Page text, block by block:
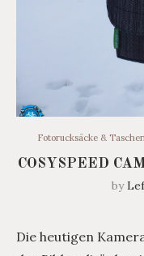
Fotorucksäcke &
COSYSPEED
by
Die heutigen